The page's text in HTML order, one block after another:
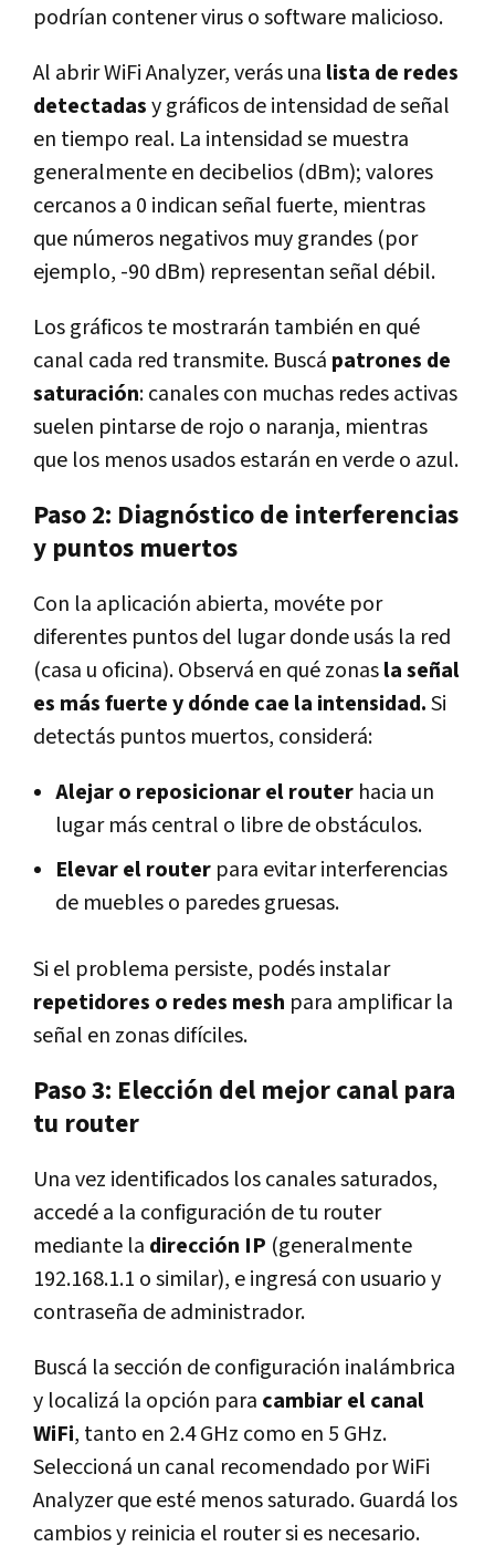
podrían contener virus o software malicioso.
Al abrir WiFi Analyzer, verás una lista de redes
detectadasy gráficos de intensidad de señal
en tiempo real. La intensidad se muestra
generalmente en decibelios (dBm); valores
cercanos a 0 indican señal fuerte, mientras
que números negativos muy grandes (por
ejemplo, -90 dBm) representan señal débil.
Los gráficos te mostrarán también en qué
canal cada red transmite. Buscá patrones de
saturación: canales con muchas redes activas
suelen pintarse de rojo o naranja, mientras
que los menos usados estarán en verde o azul.
Paso 2: Diagnóstico de interferencias
y puntos muertos
Con la aplicación abierta, movéte por
diferentes puntos del lugar donde usás la red
(casa u oficina). Observá en qué zonasla señal
es más fuerte y dónde cae la intensidad.Si
detectás puntos muertos, considerá:
Alejar o reposicionar el router hacia un
lugar más central o libre de obstáculos.
Elevar el router para evitar interferencias
de muebles o paredes gruesas.
Si el problema persiste, podés instalar
repetidores o redes mesh para amplificar la
señal en zonas difíciles.
Paso 3: Elección del mejor canal para
tu router
Una vez identificados los canales saturados,
accedé a la configuración de tu router
mediante la dirección IP (generalmente
192.168.1.1 o similar), e ingresá con usuario y
contraseña de administrador.
Buscá la sección de configuración inalámbrica
y localizá la opción para cambiar el canal
WiFi, tanto en 2.4 GHz como en 5 GHz.
Seleccioná un canal recomendado por WiFi
Analyzer que esté menos saturado. Guardá los
cambios y reinicia el router si es necesario.